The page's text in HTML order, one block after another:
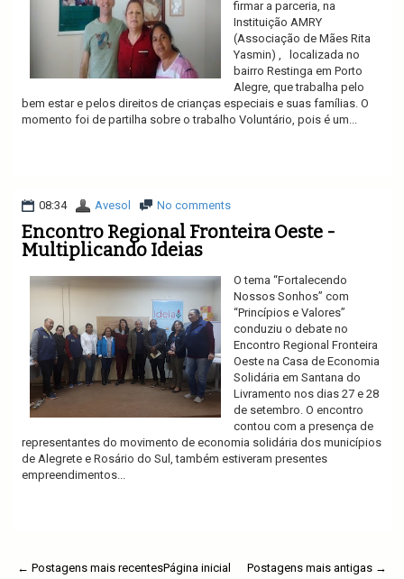
firmar a parceria, na
Instituição AMRY
(Associação de Mães Rita
Yasmin) , localizada no
bairro Restinga em Porto
Alegre, que trabalha pelo
bem estar e pelos direitos de crianças especiais e suas famílias. O
momento foi de partilha sobre o trabalho Voluntário, pois é um...
08:34 Avesol No comments
Encontro Regional Fronteira Oeste -
Multiplicando Ideias
O tema “Fortalecendo
Nossos Sonhos” com
“Princípios e Valores”
conduziu o debate no
Encontro Regional Fronteira
Oeste na Casa de Economia
Solidária em Santana do
Livramento nos dias 27 e 28
de setembro. O encontro
contou com a presença de
representantes do movimento de economia solidária dos municípios
de Alegrete e Rosário do Sul, também estiveram presentes
empreendimentos...
← Postagens mais recentes Postagens mais antigas →
Página inicial